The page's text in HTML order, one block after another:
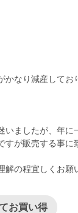
なり減産してお
いましたが、年に
が販売する事に
の程宜しくお願
お買い得